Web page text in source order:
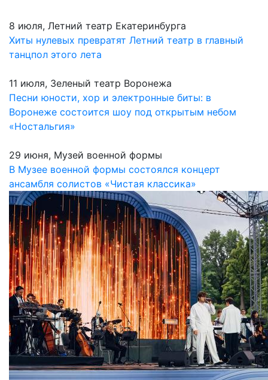
8 июля, Летний театр Екатеринбурга
Хиты нулевых превратят Летний театр в главный
танцпол этого лета
11 июля, Зеленый театр Воронежа
Песни юности, хор и электронные биты: в
Воронеже состоится шоу под открытым небом
«Ностальгия»
29 июня, Музей военной формы
В Музее военной формы состоялся концерт
ансамбля солистов «Чистая классика»